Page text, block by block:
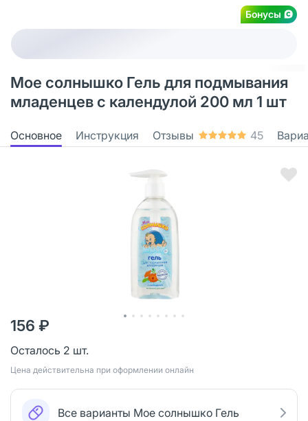
Бонусы
Мое солнышко Гель для подмывания
младенцев с календулой 200 мл 1 шт
Основное Инструкция Отзывы 45
156 ₽
Осталось 2 шт.
Цена действительна при оформлении онлайн
Все варианты Мое солнышко Гель